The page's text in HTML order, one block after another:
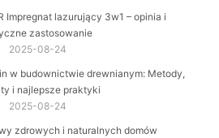
Impregnat lazurujący 3w1 – opinia i
zastosowanie
2025-08-24
w budownictwie drewnianym: Metody,
i najlepsze praktyki
2025-08-24
zdrowych i naturalnych domów